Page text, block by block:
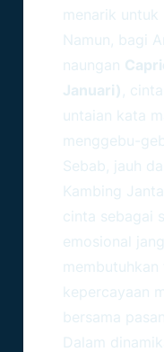
menarik untuk
Namun, bagi
naungan
Januari) ,
untaian kata
menggebu-
Sebab, jauh
Kambing
cinta sebagai
emosional
kepercayaan
bersama
Dalam